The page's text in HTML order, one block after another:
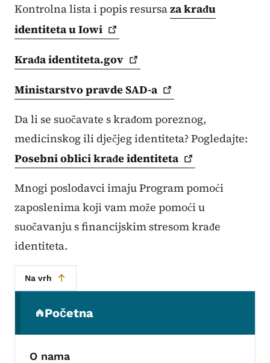
Kontrolna lista i popis resursaza krađu
identiteta uIowi
Krađaidentiteta.gov
Ministarstvo pravdeSAD-a
Da li se suočavate s krađom poreznog,
medicinskog ili dječjeg identiteta? Pogledajte:
Posebni oblici krađeidentiteta
Mnogi poslodavci imaju Program pomoći
zaposlenima koji vam može pomoći u
suočavanju s financijskim stresom krađe
identiteta.
Na vrh
Početna
(parent section)
O nama